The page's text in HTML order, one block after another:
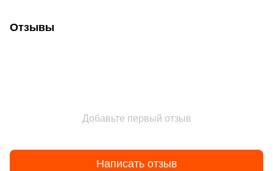
Отзывы
Добавьте первый отзыв
Написать отзыв